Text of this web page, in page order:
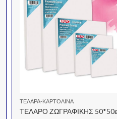
ΤΕΛΆΡΑ-ΚΑΡΤΟΛΊΝΑ
ΤΕΛΑΡΟ ΖΩΓΡΑΦΙΚΗΣ